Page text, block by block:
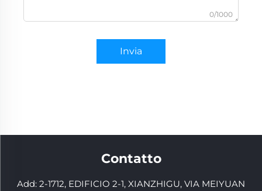
0/1000
Invia
Contatto
Add: 2-1712, EDIFICIO 2-1, XIANZHIGU, VIA MEIYUAN